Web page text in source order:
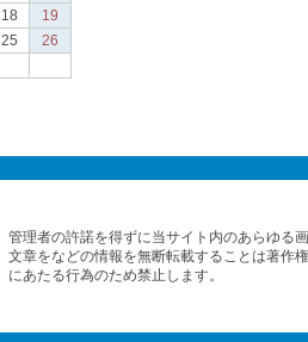
18
19
25
26
管理者の許諾を得ずに当サイト内のあらゆる
文章をなどの情報を無断転載することは著作
にあたる行為のため禁止します。